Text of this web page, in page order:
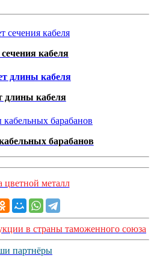
кабеля
длины кабеля
барабанов
цветной металл
в страны таможенного союза
партнёры